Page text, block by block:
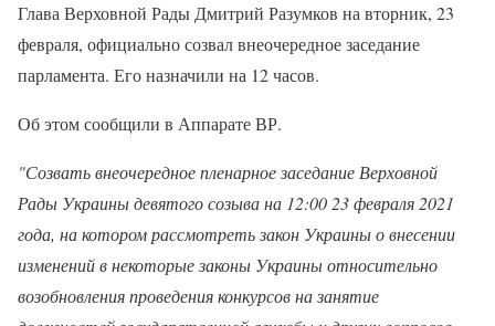
Глава Верховной Рады Дмитрий Разумков на вторник, 23
февраля, официально созвал внеочередное заседание
парламента. Его назначили на 12 часов.
Об этом сообщили в Аппарате ВР.
"Созвать внеочередное пленарное заседание Верховной
Рады Украины девятого созыва на 12:00 23 февраля 2021
года, на котором рассмотреть закон Украины о внесении
изменений в некоторые законы Украины относительно
возобновления проведения конкурсов на занятие